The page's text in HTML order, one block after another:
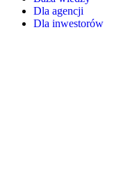
Dla agencji
Dla inwestorów